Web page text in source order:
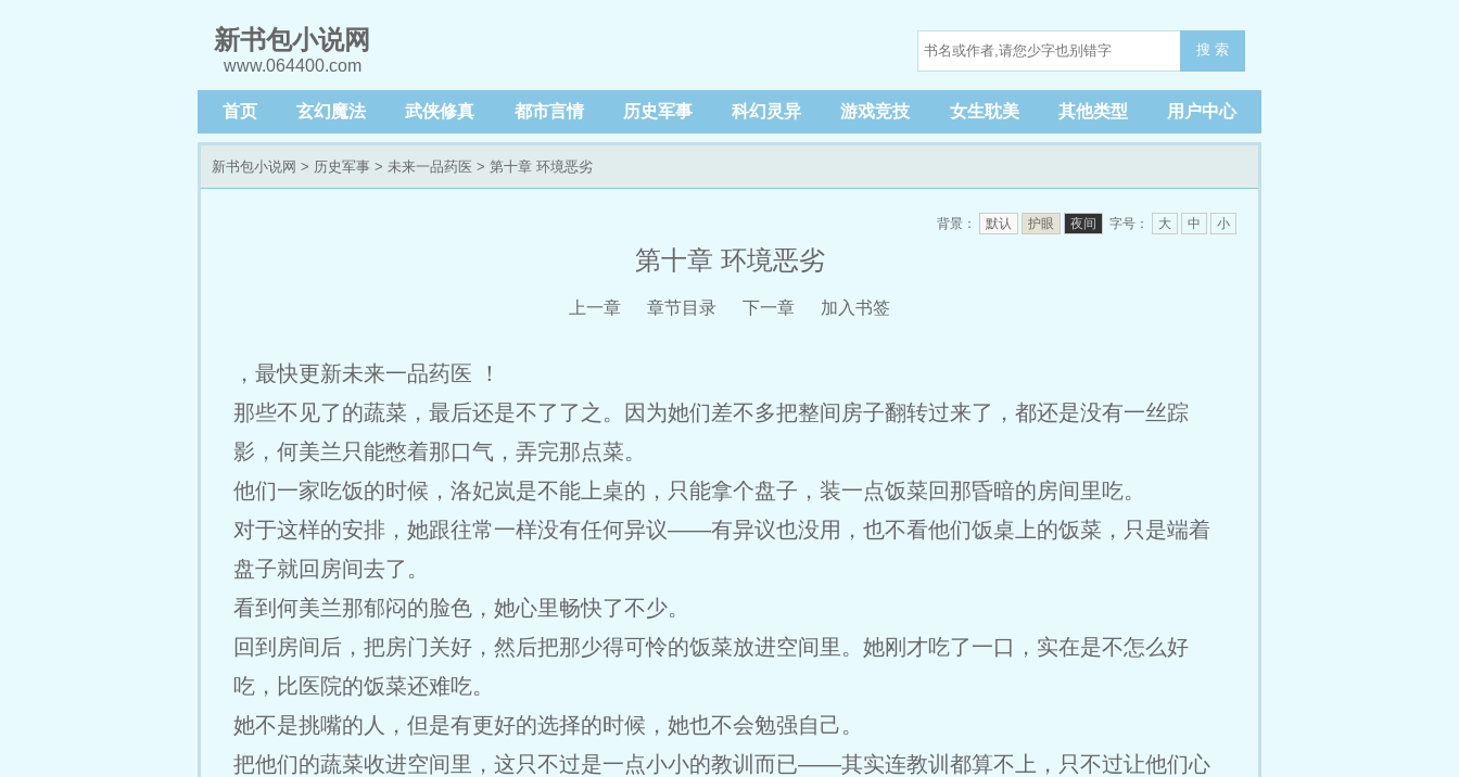
新书包小说网
www.064400.com
搜 索
首页 玄幻魔法 武侠修真 都市言情 历史军事 科幻灵异 游戏竞技 女生耽美 其他类型 用户中心
新书包小说网 > 历史军事 > 未来一品药医 > 第十章 环境恶劣
背景： 默认 护眼 夜间 字号： 大 中 小
第十章 环境恶劣
上一章 章节目录 下一章 加入书签
，最快更新未来一品药医 ！
那些不见了的蔬菜，最后还是不了了之。因为她们差不多把整间房子翻转过来了，都还是没有一丝踪
影，何美兰只能憋着那口气，弄完那点菜。
他们一家吃饭的时候，洛妃岚是不能上桌的，只能拿个盘子，装一点饭菜回那昏暗的房间里吃。
对于这样的安排，她跟往常一样没有任何异议——有异议也没用，也不看他们饭桌上的饭菜，只是端着
盘子就回房间去了。
看到何美兰那郁闷的脸色，她心里畅快了不少。
回到房间后，把房门关好，然后把那少得可怜的饭菜放进空间里。她刚才吃了一口，实在是不怎么好
吃，比医院的饭菜还难吃。
她不是挑嘴的人，但是有更好的选择的时候，她也不会勉强自己。
把他们的蔬菜收进空间里，这只不过是一点小小的教训而已——其实连教训都算不上，只不过让他们心